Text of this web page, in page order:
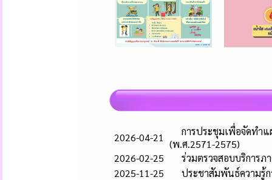
2026-04-21
การประชุมเพื่อจัดทำ
(พ.ศ.2571-2575)
2026-02-25
ร่วมตรวจสอบบริการภ
2025-11-25
ประชาสัมพันธ์ความรู้ก